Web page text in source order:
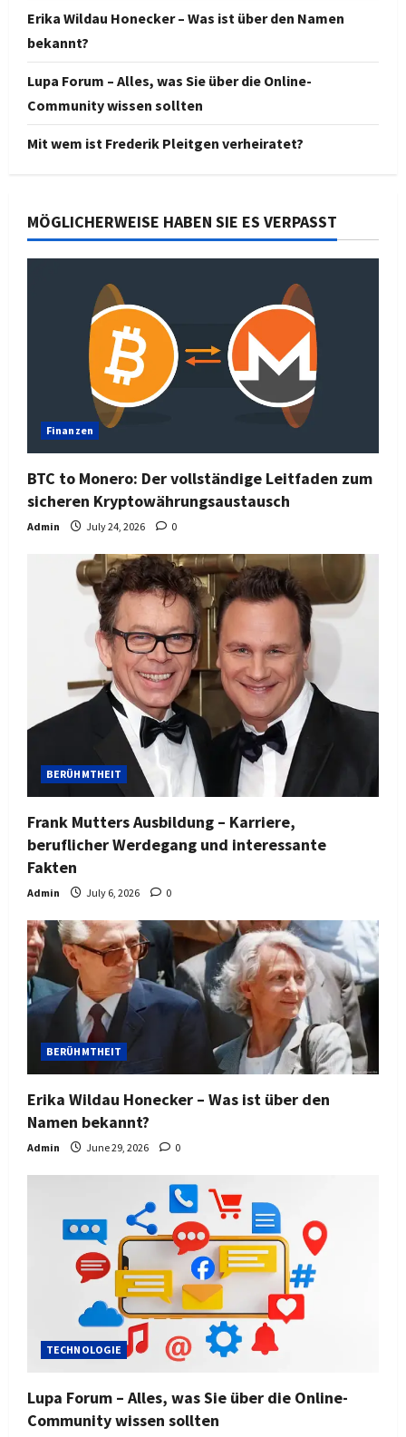
Erika Wildau Honecker – Was ist über den Namen
bekannt?
Lupa Forum – Alles, was Sie über die Online-
Community wissen sollten
Mit wem ist Frederik Pleitgen verheiratet?
MÖGLICHERWEISE HABEN SIE ES VERPASST
Finanzen
BTC to Monero: Der vollständige Leitfaden zum
sicheren Kryptowährungsaustausch
Admin July 24, 2026 0
BERÜHMTHEIT
Frank Mutters Ausbildung – Karriere,
beruflicher Werdegang und interessante
Fakten
Admin July 6, 2026 0
BERÜHMTHEIT
Erika Wildau Honecker – Was ist über den
Namen bekannt?
Admin June 29, 2026 0
TECHNOLOGIE
Lupa Forum – Alles, was Sie über die Online-
Community wissen sollten